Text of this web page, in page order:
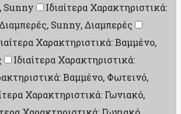
Sunny
Ιδιαίτερα Χαρακτηριστικά:
Sunny, Διαμπερές
Χαρακτηριστικά: Βαμμένο,
Ιδιαίτερα Χαρακτηριστικά:
Βαμμένο, Φωτεινό,
Χαρακτηριστικά: Γωνιακό,